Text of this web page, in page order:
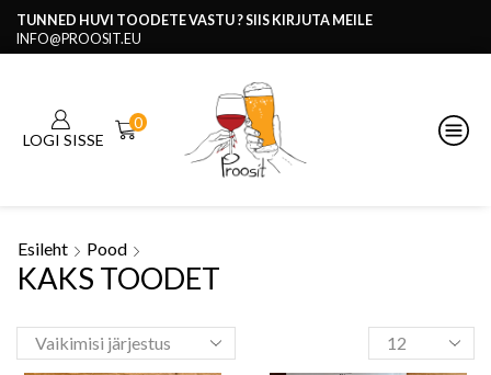
TUNNED HUVI TOODETE VASTU ? SIIS KIRJUTA MEILE
INFO@PROOSIT.EU
LOGI SISSE
0
Esileht Pood
KAKS TOODET